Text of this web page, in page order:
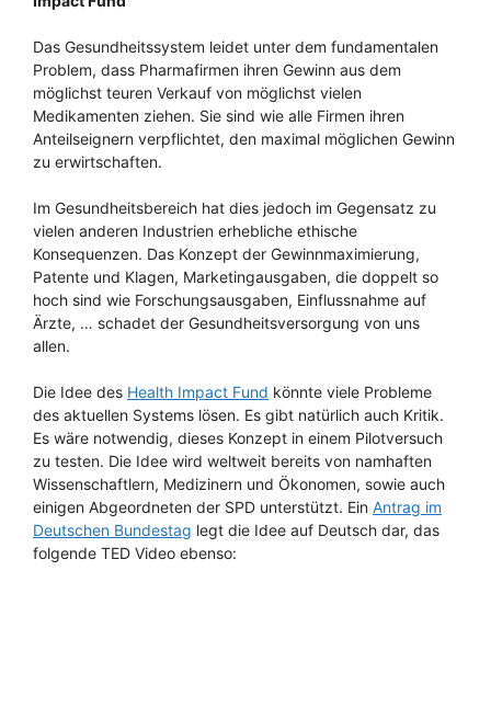
Das Gesundheitssystem leidet unter dem fundamentalen
Problem, dass Pharmafirmen ihren Gewinn aus dem
möglichst teuren Verkauf von möglichst vielen
Medikamenten ziehen. Sie sind wie alle Firmen ihren
Anteilseignern verpflichtet, den maximal möglichen Gewinn
zu erwirtschaften.
Im Gesundheitsbereich hat dies jedoch im Gegensatz zu
vielen anderen Industrien erhebliche ethische
Konsequenzen. Das Konzept der Gewinnmaximierung,
Patente und Klagen, Marketingausgaben, die doppelt so
hoch sind wie Forschungsausgaben, Einflussnahme auf
Ärzte, … schadet der Gesundheitsversorgung von uns
allen.
Die Idee des Health Impact Fund könnte viele Probleme
des aktuellen Systems lösen. Es gibt natürlich auch Kritik.
Es wäre notwendig, dieses Konzept in einem Pilotversuch
zu testen. Die Idee wird weltweit bereits von namhaften
Wissenschaftlern, Medizinern und Ökonomen, sowie auch
einigen Abgeordneten der SPD unterstützt. Ein Antrag im
Deutschen Bundestag legt die Idee auf Deutsch dar, das
folgende TED Video ebenso: